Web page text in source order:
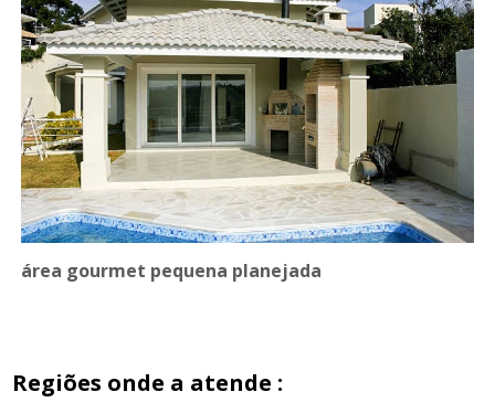
área gourmet pequena planejada
Regiões onde a atende :